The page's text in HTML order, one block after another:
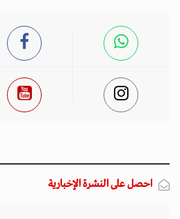
احصل على النشرة الإخبارية